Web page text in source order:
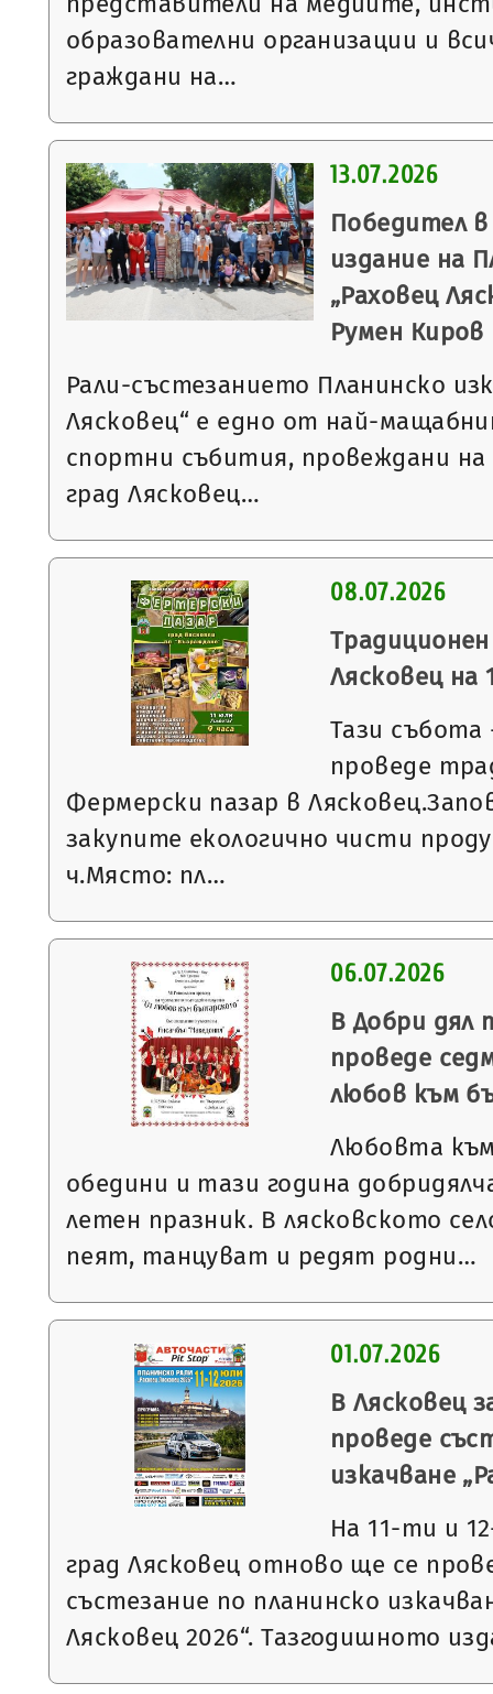
образователни организации и
граждани на…
13.07.2026
Победител
издание на
„Раховец
Румен Киров
Рали-състезанието Планинско
Лясковец“ е едно от най-
спортни събития, провеждани
град Лясковец…
08.07.2026
Лясковец на
Тази събота
проведе
Фермерски пазар в
закупите екологично чисти
ч.Място: пл…
06.07.2026
В Добри дял
проведе
любов към
Любовта
обедини и тази година
летен празник. В лясковското
пеят, танцуват и редят родни…
01.07.2026
В Лясковец
проведе
изкачване
На 11-ти и
град Лясковец отново ще се
състезание по планинско
Лясковец 2026“. Тазгодишното